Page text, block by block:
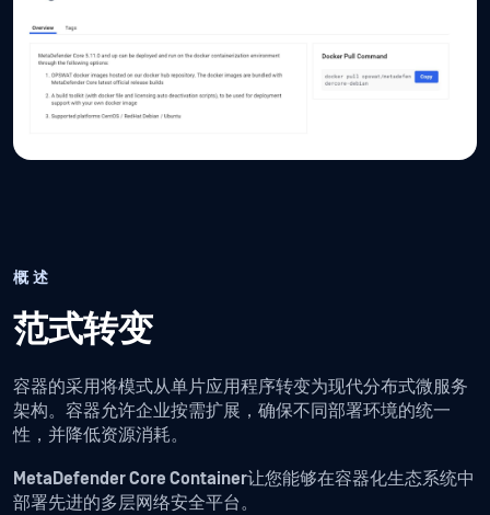
概述
范式转变
容器的采用将模式从单片应用程序转变为现代分布式微服务
架构。容器允许企业按需扩展，确保不同部署环境的统一
性，并降低资源消耗。
MetaDefender Core Container让您能够在容器化生态系统中
部署先进的多层网络安全平台。